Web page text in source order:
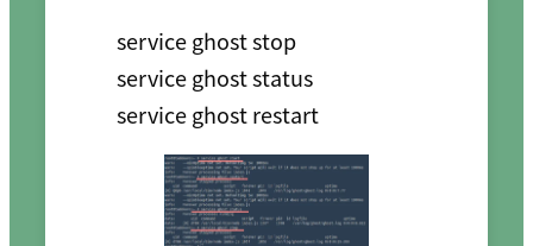
service ghost stop
service ghost status